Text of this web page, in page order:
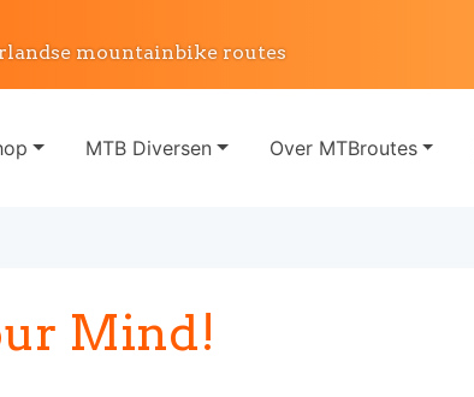
mountainbike routes
MTB Diversen Over MTBroutes
Mind!